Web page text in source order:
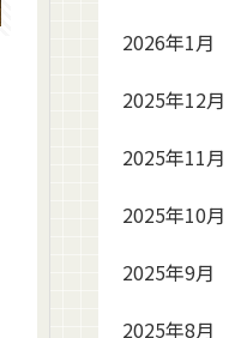
2026年1月
2025年12月
2025年11月
2025年10月
2025年9月
2025年8月